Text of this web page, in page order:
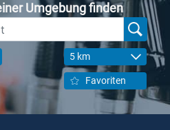
Umgebung finden
5 km
Favoriten